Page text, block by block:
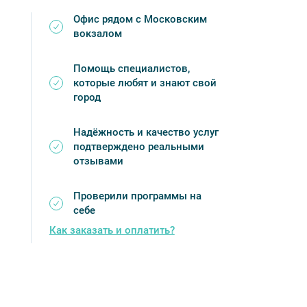
Офис рядом с Московским
вокзалом
Помощь специалистов,
которые любят и знают свой
город
Надёжность и качество услуг
подтверждено реальными
отзывами
Проверили программы на
себе
Как заказать и оплатить?